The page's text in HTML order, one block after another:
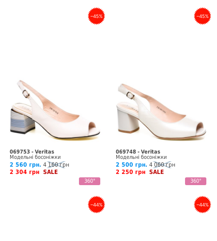
–45%
069753 - Veritas
Модельні босоніжки
2 560 грн. 4 160 грн
2 304 грн SALE
360°
–45%
069748 - Veritas
Модельні босоніжки
2 500 грн. 4 060 грн
2 250 грн SALE
360°
–44% –44%